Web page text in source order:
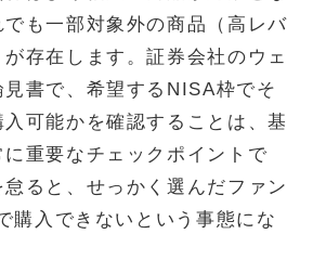
でも一部対象外の商品（高レバ
存在します。証券会社のウェ
書で、希望するNISA枠でそ
可能かを確認することは、基
重要なチェックポイントで
ると、せっかく選んだファン
購入できないという事態にな